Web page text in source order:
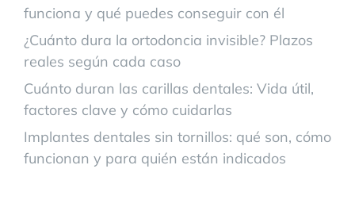
funciona y qué puedes conseguir con él
¿Cuánto dura la ortodoncia invisible? Plazos
reales según cada caso
Cuánto duran las carillas dentales: Vida útil,
factores clave y cómo cuidarlas
Implantes dentales sin tornillos: qué son, cómo
funcionan y para quién están indicados